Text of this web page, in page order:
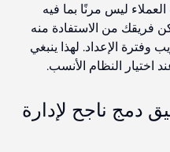
ليس مرنًا بما فيه
فريقك من الاستفادة منه
وفترة الإعداد. لهذا ينبغي
اختيار النظام الأنسب.
دمج ناجح لإدارة